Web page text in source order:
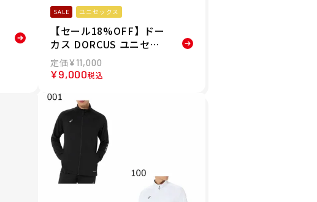
SALE ユニセックス
【セール18%OFF】ドー
カス DORCUS ユニセッ
クス ジャケット CHAMB
ER COACH JACKET 173
¥ 11,000
¥9,000税込